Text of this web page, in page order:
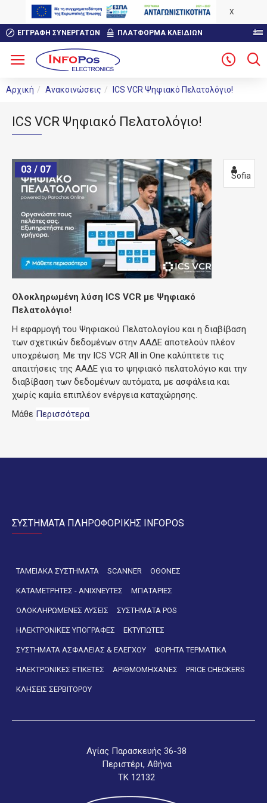
X
ΕΓΓΡΑΦΉ ΣΥΝΕΡΓΑΤΏΝ ΠΛΑΤΦΟΡΜΑ ΚΛΕΙΔΙΩΝ
Αρχική Ανακοινώσεις ICS VCR Ψηφιακό Πελατολόγιο!
ICS VCR Ψηφιακό Πελατολόγιο!
03 / 07
Sofia
Ολοκληρωμένη λύση ICS VCR με Ψηφιακό
Πελατολόγιο!
Η εφαρμογή του Ψηφιακού Πελατολογίου και η διαβίβαση
των σχετικών δεδομένων στην ΑΑΔΕ αποτελούν πλέον
υποχρέωση. Με την ICS VCR All in One καλύπτετε τις
απαιτήσεις της ΑΑΔΕ για το ψηφιακό πελατολόγιο και την
διαβίβαση των δεδομένων αυτόματα, με ασφάλεια και
χωρίς καμία επιπλέον ενέργεια καταχώρησης.
Μάθε Περισσότερα
ΣΥΣΤΗΜΑΤΑ ΠΛΗΡΟΦΟΡΙΚΗΣ INFOPOS
ΤΑΜΕΙΑΚΑ ΣΥΣΤΗΜΑΤΑ SCANNER ΟΘΟΝΕΣ
ΚΑΤΑΜΕΤΡΗΤΕΣ - ΑΝΙΧΝΕΥΤΕΣ ΜΠΑΤΑΡΙΕΣ
ΟΛΟΚΛΗΡΩΜΕΝΕΣ ΛΥΣΕΙΣ ΣΥΣΤΗΜΑΤΑ POS
ΗΛΕΚΤΡΟΝΙΚΕΣ ΥΠΟΓΡΑΦΕΣ ΕΚΤΥΠΩΤΕΣ
ΣΥΣΤΗΜΑΤΑ ΑΣΦΑΛΕΙΑΣ & ΕΛΕΓΧΟΥ ΦΟΡΗΤΑ ΤΕΡΜΑΤΙΚΑ
ΗΛΕΚΤΡΟΝΙΚΕΣ ΕΤΙΚΕΤΕΣ ΑΡΙΘΜΟΜΗΧΑΝΕΣ PRICE CHECKERS
ΚΛΗΣΕΙΣ ΣΕΡΒΙΤΟΡΟΥ
Αγίας Παρασκευής 36-38
Περιστέρι, Αθήνα
ΤΚ 12132